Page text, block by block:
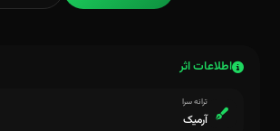
اطلاعات اثر
ترانه سرا
آرمیک